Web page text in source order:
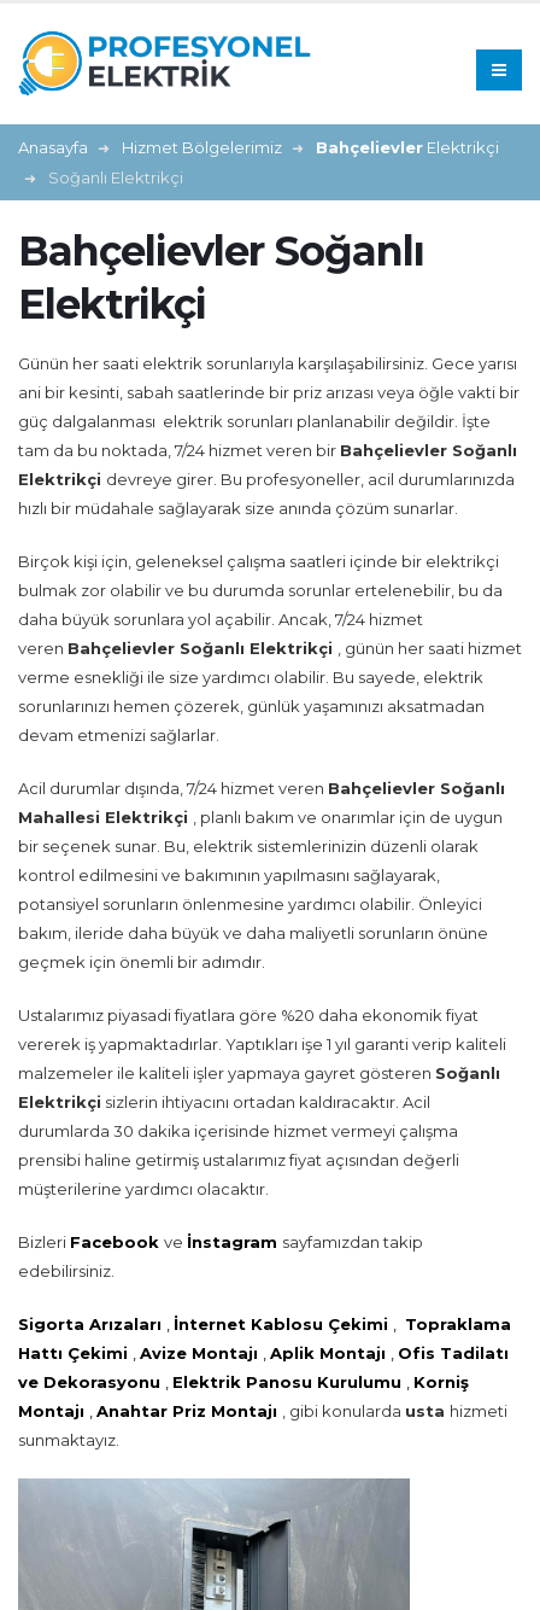
Anasayfa Hizmet Bölgelerimiz Bahçelievler Elektrikçi
Soğanlı Elektrikçi
Bahçelievler Soğanlı
Elektrikçi
Günün her saati elektrik sorunlarıyla karşılaşabilirsiniz. Gece yarısı
ani bir kesinti, sabah saatlerinde bir priz arızası veya öğle vakti bir
güç dalgalanması elektrik sorunları planlanabilir değildir. İşte
tam da bu noktada, 7/24 hizmet veren bir Bahçelievler Soğanlı
Elektrikçi devreye girer. Bu profesyoneller, acil durumlarınızda
hızlı bir müdahale sağlayarak size anında çözüm sunarlar.
Birçok kişi için, geleneksel çalışma saatleri içinde bir elektrikçi
bulmak zor olabilir ve bu durumda sorunlar ertelenebilir, bu da
daha büyük sorunlara yol açabilir. Ancak, 7/24 hizmet
veren Bahçelievler Soğanlı Elektrikçi
, günün her saati hizmet
verme esnekliği ile size yardımcı olabilir. Bu sayede, elektrik
sorunlarınızı hemen çözerek, günlük yaşamınızı aksatmadan
devam etmenizi sağlarlar.
Acil durumlar dışında, 7/24 hizmet veren Bahçelievler Soğanlı
Mahallesi Elektrikçi
, planlı bakım ve onarımlar için de uygun
bir seçenek sunar. Bu, elektrik sistemlerinizin düzenli olarak
kontrol edilmesini ve bakımının yapılmasını sağlayarak,
potansiyel sorunların önlenmesine yardımcı olabilir. Önleyici
bakım, ileride daha büyük ve daha maliyetli sorunların önüne
geçmek için önemli bir adımdır.
Ustalarımız piyasadi fiyatlara göre %20 daha ekonomik fiyat
vererek iş yapmaktadırlar. Yaptıkları işe 1 yıl garanti verip kaliteli
malzemeler ile kaliteli işler yapmaya gayret gösteren Soğanlı
Elektrikçi sizlerin ihtiyacını ortadan kaldıracaktır. Acil
durumlarda 30 dakika içerisinde hizmet vermeyi çalışma
prensibi haline getirmiş ustalarımız fiyat açısından değerli
müşterilerine yardımcı olacaktır.
Bizleri Facebook ve İnstagram sayfamızdan takip
edebilirsiniz.
Sigorta Arızaları İnternet Kablosu Çekimi
Topraklama
Hattı Çekimi
Avize Montajı Aplik Montajı
Ofis Tadilatı
ve Dekorasyonu
Elektrik Panosu Kurulumu
Korniş
Montajı
Anahtar Priz Montajı , gibi konularda usta hizmeti
sunmaktayız.